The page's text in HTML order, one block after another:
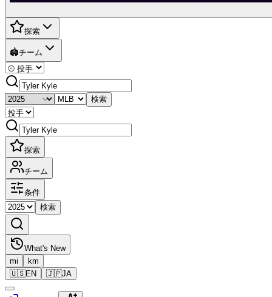
探索
🏟️チーム
検索
探索
チーム
条件
検索
What's New
mi
km
🇺🇸EN 🇯🇵JA